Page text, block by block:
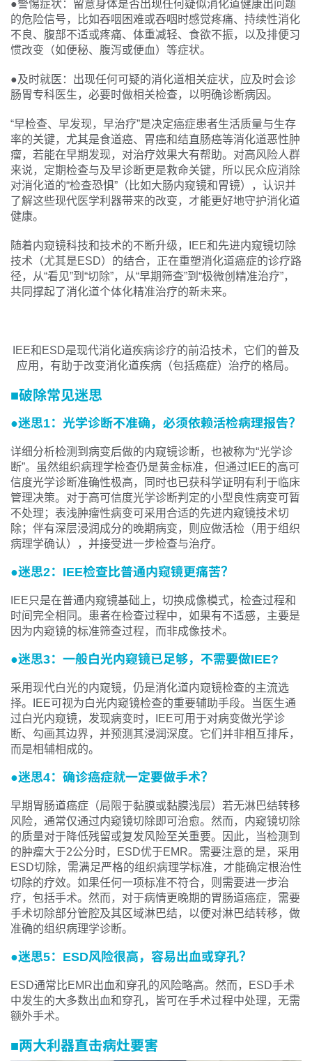
●警惕症状：留意身体是否出现任何疑似消化道健康出问题
的危险信号，比如吞咽困难或吞咽时感觉疼痛、持续性消化
不良、腹部不适或疼痛、体重减轻、食欲不振，以及排便习
惯改变（如便秘、腹泻或便血）等症状。
●及时就医：出现任何可疑的消化道相关症状，应及时会诊
肠胃专科医生，必要时做相关检查，以明确诊断病因。
“早检查、早发现，早治疗”是决定癌症患者生活质量与生存
率的关键，尤其是食道癌、胃癌和结直肠癌等消化道恶性肿
瘤，若能在早期发现，对治疗效果大有帮助。对高风险人群
来说，定期检查与及早诊断更是救命关键，所以民众应消除
对消化道的“检查恐惧”（比如大肠内窥镜和胃镜），认识并
了解这些现代医学利器带来的改变，才能更好地守护消化道
健康。
随着内窥镜科技和技术的不断升级，IEE和先进内窥镜切除
技术（尤其是ESD）的结合，正在重塑消化道癌症的诊疗路
径，从“看见”到“切除”，从“早期筛查”到“极微创精准治疗”，
共同撑起了消化道个体化精准治疗的新未来。
IEE和ESD是现代消化道疾病诊疗的前沿技术，它们的普及
应用，有助于改变消化道疾病（包括癌症）治疗的格局。
■破除常见迷思
●迷思1：光学诊断不准确，必须依赖活检病理报告？
详细分析检测到病变后做的内窥镜诊断，也被称为“光学诊
断”。虽然组织病理学检查仍是黄金标准，但通过IEE的高可
信度光学诊断准确性极高，同时也已获科学证明有利于临床
管理决策。对于高可信度光学诊断判定的小型良性病变可暂
不处理；表浅肿瘤性病变可采用合适的先进内窥镜技术切
除；伴有深层浸润成分的晚期病变，则应做活检（用于组织
病理学确认），并接受进一步检查与治疗。
●迷思2：IEE检查比普通内窥镜更痛苦？
IEE只是在普通内窥镜基础上，切换成像模式，检查过程和
时间完全相同。患者在检查过程中，如果有不适感，主要是
因为内窥镜的标准筛查过程，而非成像技术。
●迷思3：一般白光内窥镜已足够，不需要做IEE?
采用现代白光的内窥镜，仍是消化道内窥镜检查的主流选
择。IEE可视为白光内窥镜检查的重要辅助手段。当医生通
过白光内窥镜，发现病变时，IEE可用于对病变做光学诊
断、勾画其边界，并预测其浸润深度。它们并非相互排斥，
而是相辅相成的。
●迷思4：确诊癌症就一定要做手术？
早期胃肠道癌症（局限于黏膜或黏膜浅层）若无淋巴结转移
风险，通常仅通过内窥镜切除即可治愈。然而，内窥镜切除
的质量对于降低残留或复发风险至关重要。因此，当检测到
的肿瘤大于2公分时，ESD优于EMR。需要注意的是，采用
ESD切除，需满足严格的组织病理学标准，才能确定根治性
切除的疗效。如果任何一项标准不符合，则需要进一步治
疗，包括手术。然而，对于病情更晚期的胃肠道癌症，需要
手术切除部分管腔及其区域淋巴结，以便对淋巴结转移，做
准确的组织病理学诊断。
●迷思5：ESD风险很高，容易出血或穿孔？
ESD通常比EMR出血和穿孔的风险略高。然而，ESD手术
中发生的大多数出血和穿孔，皆可在手术过程中处理，无需
额外手术。
■两大利器直击病灶要害